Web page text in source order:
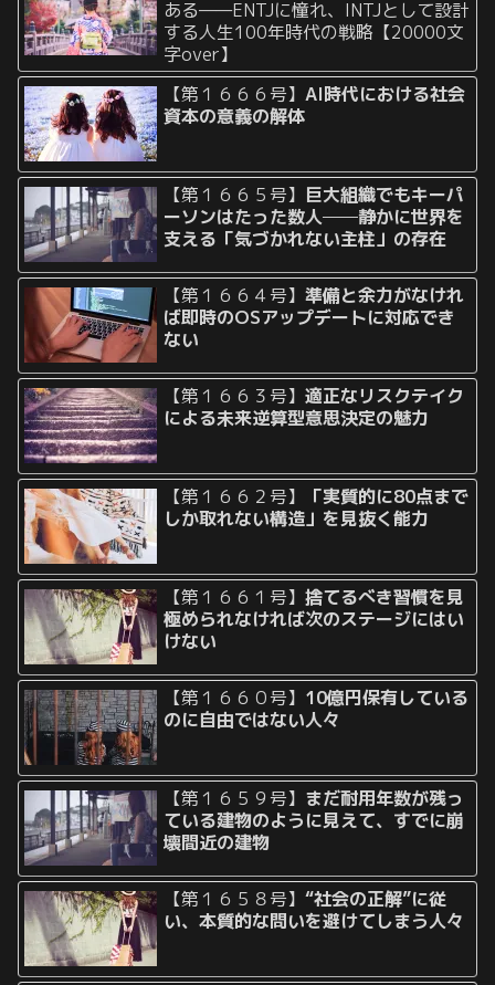
ある——ENTJに憧れ、INTJとして設計
する人生100年時代の戦略【20000文
字over】
【第１６６６号】AI時代における社会
資本の意義の解体
【第１６６５号】 巨大組織でもキーパ
ーソンはたった数人──静かに世界を
支える「気づかれない主柱」の存在
【第１６６４号】準備と余力がなけれ
ば即時のOSアップデートに対応でき
ない
【第１６６３号】適正なリスクテイク
による未来逆算型意思決定の魅力
【第１６６２号】
「実質的に80点まで
しか取れない構造」を見抜く能力
【第１６６１号】捨てるべき習慣を見
極められなければ次のステージにはい
けない
【第１６６０号】 10億円保有している
のに自由ではない人々
【第１６５９号】 まだ耐用年数が残っ
ている建物のように見えて、すでに崩
壊間近の建物
【第１６５８号】“社会の正解”に従
い、本質的な問いを避けてしまう人々